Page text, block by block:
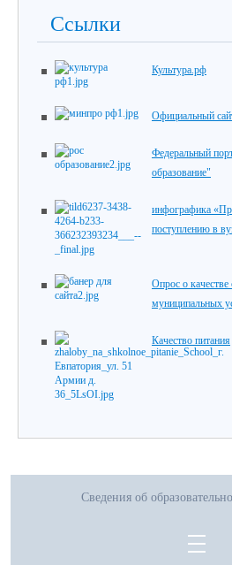
Ссылки
Культура.рф
Официальный
Федеральный
образование"
инфографика
поступлению в
Опрос о качестве
муниципальных
Качество питания
Сведения об